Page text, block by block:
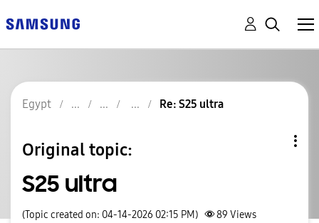
Egypt Re: S25 ultra
Original topic:
S25 ultra
(Topic created on: 04-14-2026 02:15 PM) 89 Views